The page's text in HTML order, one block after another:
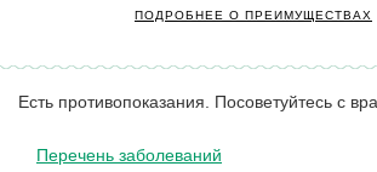
ПОДРОБНЕЕ О ПРЕИМУЩЕСТВАХ
Есть противопоказания. Посоветуйтесь с
Перечень заболеваний